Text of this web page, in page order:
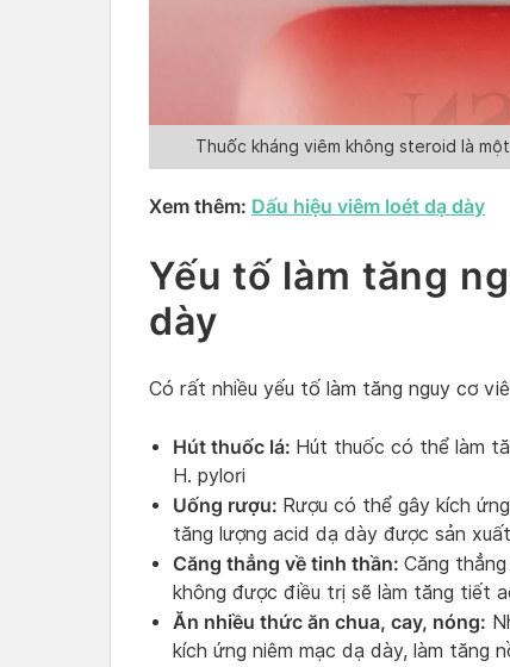
Thuốc kháng viêm không steroid là
Xem thêm: Dấu hiệu viêm loét dạ dày
Yếu tố làm tăng
dày
Có rất nhiều yếu tố làm tăng nguy cơ
Hút thuốc lá: Hút thuốc có thể làm
H. pylori
Uống rượu: Rượu có thể gây kích
tăng lượng acid dạ dày được sản xuất
Căng thẳng về tinh thần: Căng thẳng
không được điều trị sẽ làm tăng tiết
Ăn nhiều thức ăn chua, cay, nóng:
kích ứng niêm mạc dạ dày, làm tăng